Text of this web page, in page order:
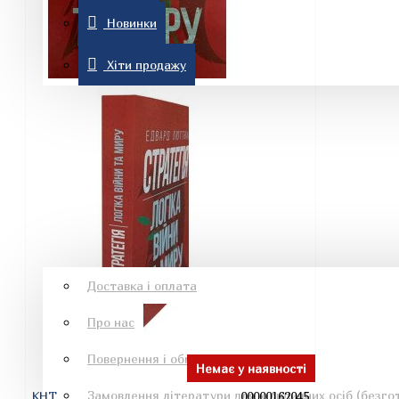
Комп'ютерна література
Рон Хаббард
Новинки
Хіти продажу
Новинки
Хіти продажу
Інформація
Доставка і оплата
Про нас
Повернення і обмін
Замовлення літератури для юридичних осіб
Немає у наявності
КНТ
00000162045